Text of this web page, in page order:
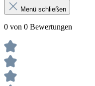
Menü schließen
0 von 0 Bewertungen